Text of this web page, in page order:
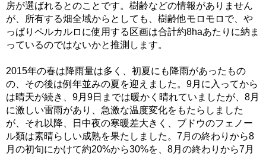
房が選ばれるとのことです。樹齢などの情報がありません
が、所有する畑全域からとしても、樹齢他モロモロで、や
っぱりペルカルロに使用する区画は合計約8haあたりに納ま
っているのではないかと推測します。
2015年の春は降雨量は多く、初夏にも降雨があったもの
の、その後は例年並みの夏を迎えました。9月に入ってから
は晴天が続き、9月9日までは暖かく晴れていましたが、8月
に激しい雷雨があり、急激な温度変化をもたらしました
が、それ以降、日中夜の寒暖差大きく、ブドウのフェノー
ル類は素晴らしい成熟を果たしました。7月の終わりから8
月の初旬にかけて約20%から30%を、8月の終わりから7月